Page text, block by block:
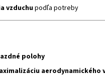
vzduchupodľa potreby
polohy
aerodynamického